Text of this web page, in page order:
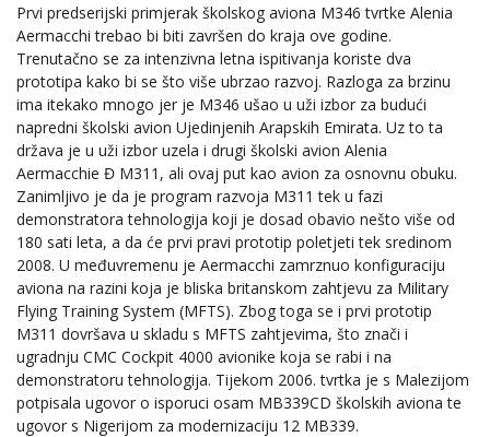
Prvi predserijski primjerak školskog aviona M346 tvrtke Alenia
Aermacchi trebao bi biti završen do kraja ove godine.
Trenutačno se za intenzivna letna ispitivanja koriste dva
prototipa kako bi se što više ubrzao razvoj. Razloga za brzinu
ima itekako mnogo jer je M346 ušao u uži izbor za budući
napredni školski avion Ujedinjenih Arapskih Emirata. Uz to ta
država je u uži izbor uzela i drugi školski avion Alenia
Aermacchie Đ M311, ali ovaj put kao avion za osnovnu obuku.
Zanimljivo je da je program razvoja M311 tek u fazi
demonstratora tehnologija koji je dosad obavio nešto više od
180 sati leta, a da će prvi pravi prototip poletjeti tek sredinom
2008. U međuvremenu je Aermacchi zamrznuo konfiguraciju
aviona na razini koja je bliska britanskom zahtjevu za Military
Flying Training System (MFTS). Zbog toga se i prvi prototip
M311 dovršava u skladu s MFTS zahtjevima, što znači i
ugradnju CMC Cockpit 4000 avionike koja se rabi i na
demonstratoru tehnologija. Tijekom 2006. tvrtka je s Malezijom
potpisala ugovor o isporuci osam MB339CD školskih aviona te
ugovor s Nigerijom za modernizaciju 12 MB339.